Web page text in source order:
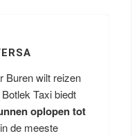
Buren wilt reizen
Taxi biedt
oplopen tot
de meeste